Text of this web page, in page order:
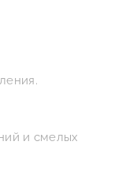
и смелых